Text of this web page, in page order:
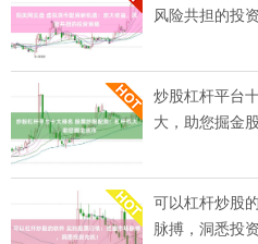
风险共担的投
炒股杠杆平台
大，助您掘金
可以杠杆炒股
脉搏，洞悉投